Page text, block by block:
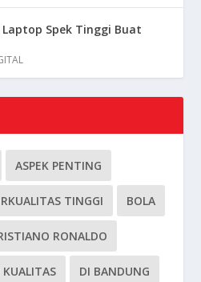
Laptop Spek Tinggi Buat
ASPEK PENTING
TINGGI BOLA
RONALDO
DI BANDUNG